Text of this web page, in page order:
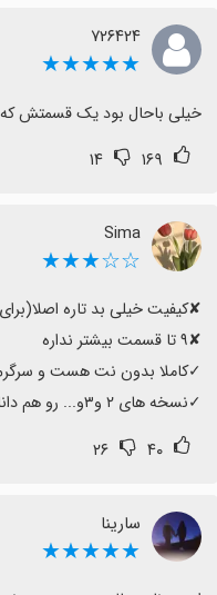
۷۲۶۴۲۴
★★★★★
خیلی باحال بود یک قسمتش که
۱۶۹ ۱۴
Sima
☆☆★★★
✓نسخه های ۲ و۳و... رو هم دانلود کنید خیلی خوبه بشدت پیشنهاد میکنم👍✨💖😍
۴۰ ۲۶
سارینا
★★★★★